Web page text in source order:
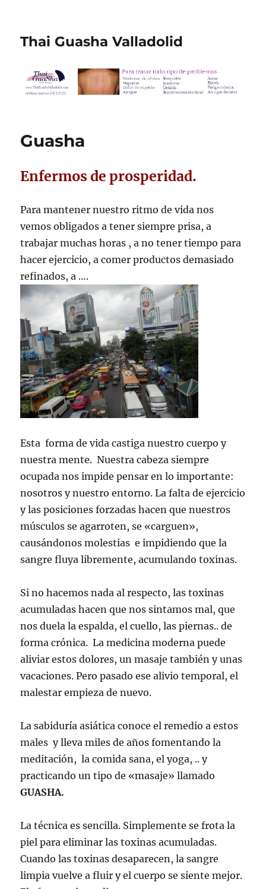
Thai Guasha Valladolid
Guasha:
frecuentes
Guasha
Enfermos de prosperidad.
Para mantener nuestro ritmo de vida nos
vemos obligados a tener siempre prisa, a
trabajar muchas horas , a no tener tiempo para
hacer ejercicio, a comer productos demasiado
refinados, a ….
Esta forma de vida castiga nuestro cuerpo y
nuestra mente. Nuestra cabeza siempre
ocupada nos impide pensar en lo importante:
nosotros y nuestro entorno. La falta de ejercicio
y las posiciones forzadas hacen que nuestros
músculos se agarroten, se «carguen»,
causándonos molestias e impidiendo que la
sangre fluya libremente, acumulando toxinas.
Si no hacemos nada al respecto, las toxinas
acumuladas hacen que nos sintamos mal, que
nos duela la espalda, el cuello, las piernas.. de
forma crónica. La medicina moderna puede
aliviar estos dolores, un masaje también y unas
vacaciones. Pero pasado ese alivio temporal, el
malestar empieza de nuevo.
La sabiduría asiática conoce el remedio a estos
males y lleva miles de años fomentando la
meditación, la comida sana, el yoga, .. y
practicando un tipo de «masaje» llamado
GUASHA.
La técnica es sencilla. Simplemente se frota la
piel para eliminar las toxinas acumuladas.
Cuando las toxinas desaparecen, la sangre
limpia vuelve a fluir y el cuerpo se siente mejor.